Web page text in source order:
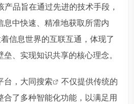
产品旨在通过先进的技术手段，
中快速、精准地获取所需内
信息世界的互联互通，体现了
、实现知识共享的核心理念。
， 大同搜索
不仅提供传统的
合了多种智能化功能，以满足用